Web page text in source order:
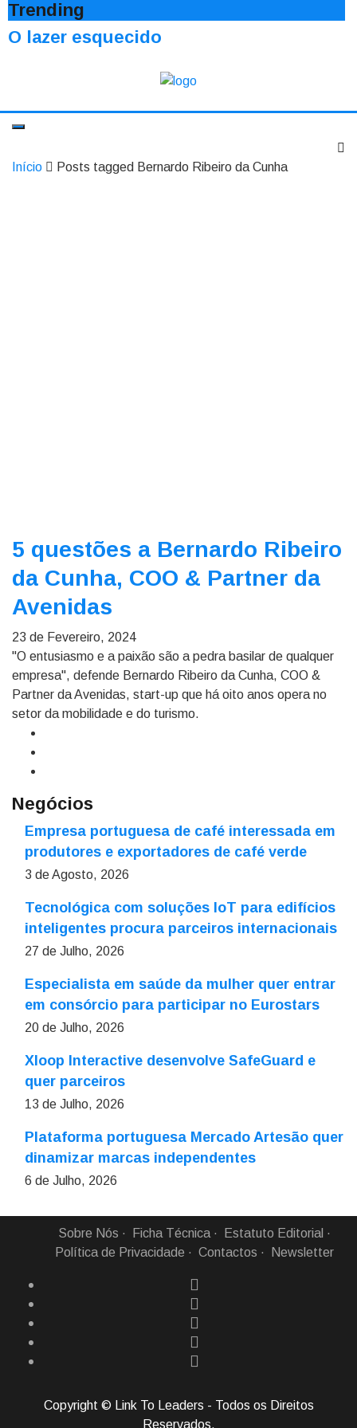
Trending
O lazer esquecido
Início Posts tagged Bernardo Ribeiro da Cunha
5 questões a Bernardo Ribeiro
da Cunha, COO & Partner da
Avenidas
23 de Fevereiro, 2024
"O entusiasmo e a paixão são a pedra basilar de qualquer
empresa", defende Bernardo Ribeiro da Cunha, COO &
Partner da Avenidas, start-up que há oito anos opera no
setor da mobilidade e do turismo.
Negócios
Empresa portuguesa de café interessada em
produtores e exportadores de café verde
3 de Agosto, 2026
Tecnológica com soluções IoT para edifícios
inteligentes procura parceiros internacionais
27 de Julho, 2026
Especialista em saúde da mulher quer entrar
em consórcio para participar no Eurostars
20 de Julho, 2026
Xloop Interactive desenvolve SafeGuard e
quer parceiros
13 de Julho, 2026
Plataforma portuguesa Mercado Artesão quer
dinamizar marcas independentes
6 de Julho, 2026
Sobre Nós Ficha Técnica
Estatuto Editorial
Política de Privacidade
Contactos Newsletter
Copyright © Link To Leaders - Todos os Direitos
Reservados.